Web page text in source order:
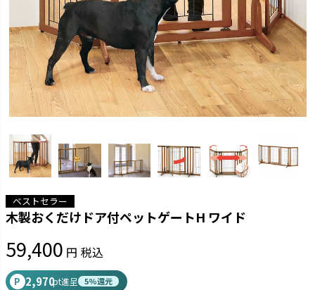
ベストセラー
木製おくだけドア付ペットゲートH ワイド
59,400 税込
P 2,970pt進呈 5%還元